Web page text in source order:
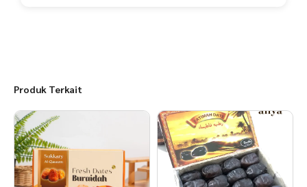
Produk Terkait